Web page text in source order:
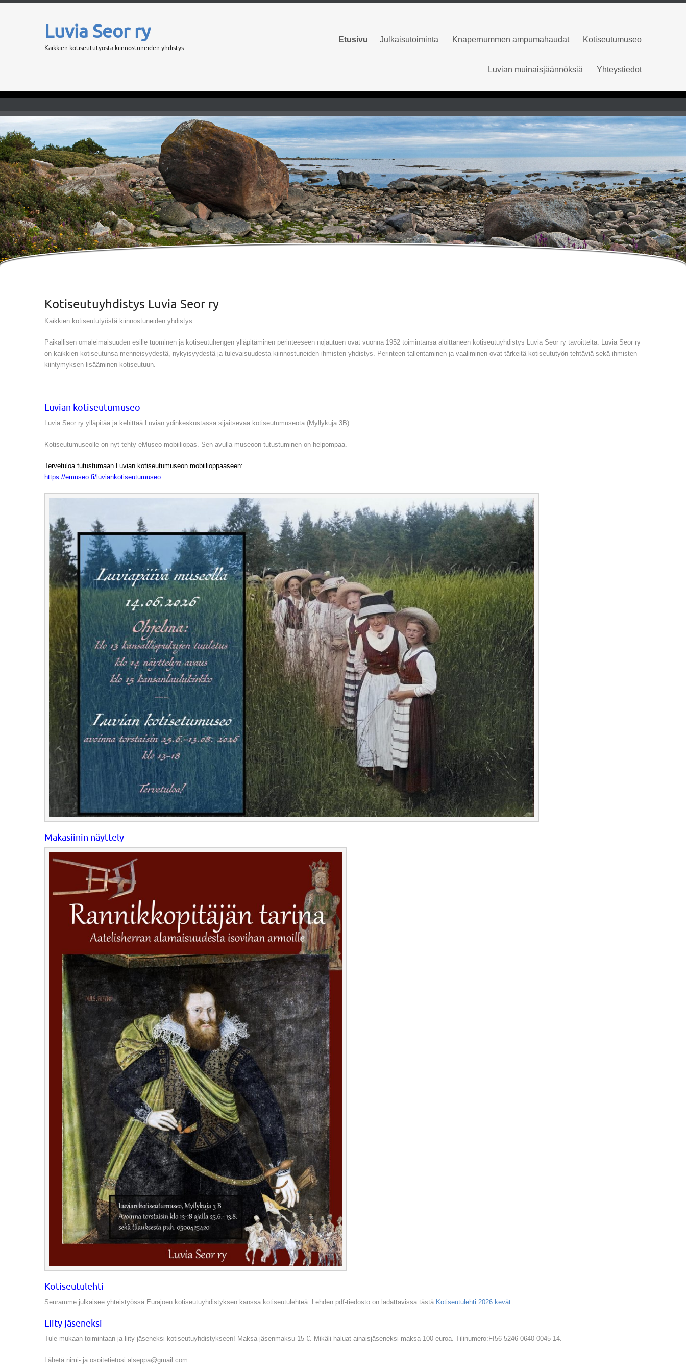
Luvia Seor ry
Kaikkien kotiseututyöstä kiinnostuneiden yhdistys
Etusivu Julkaisutoiminta Knapernummen ampumahaudat Kotiseutumuseo
Luvian muinaisjäännöksiä Yhteystiedot
Kotiseutuyhdistys Luvia Seor ry
Kaikkien kotiseututyöstä kiinnostuneiden yhdistys
Paikallisen omaleimaisuuden esille tuominen ja kotiseutuhengen ylläpitäminen perinteeseen nojautuen ovat vuonna 1952 toimintansa aloittaneen kotiseutuyhdistys Luvia Seor ry tavoitteita. Luvia Seor ry
on kaikkien kotiseutunsa menneisyydestä, nykyisyydestä ja tulevaisuudesta kiinnostuneiden ihmisten yhdistys. Perinteen tallentaminen ja vaaliminen ovat tärkeitä kotiseututyön tehtäviä sekä ihmisten
kiintymyksen lisääminen kotiseutuun.
Luvian kotiseutumuseo
Luvia Seor ry ylläpitää ja kehittää Luvian ydinkeskustassa sijaitsevaa kotiseutumuseota (Myllykuja 3B)
Kotiseutumuseolle on nyt tehty eMuseo-mobiiliopas. Sen avulla museoon tutustuminen on helpompaa.
Tervetuloa tutustumaan Luvian kotiseutumuseon mobii­lioppaaseen:
https://emuseo.fi/luviankotiseutumuseo
Makasiinin näyttely
Kotiseutulehti
Seuramme julkaisee yhteistyössä Eurajoen kotiseutuyhdistyksen kanssa kotiseutulehteä. Lehden pdf-tiedosto on ladattavissa tästä Kotiseutulehti 2026 kevät
Liity jäseneksi
Tule mukaan toimintaan ja liity jäseneksi kotiseutuyhdistykseen! Maksa jäsenmaksu 15 €. Mikäli haluat ainaisjäseneksi maksa 100 euroa. Tilinumero:FI56 5246 0640 0045 14.
Lähetä nimi- ja osoitetietosi alseppa@gmail.com